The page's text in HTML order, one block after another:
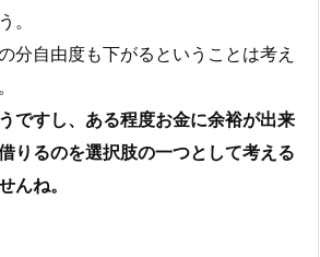
。
分自由度も下がるということは考え
ですし、ある程度お金に余裕が出来
りるのを選択肢の一つとして考える
んね。